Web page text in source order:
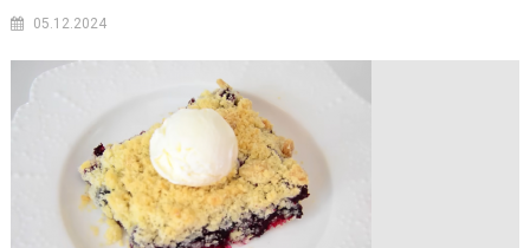
05.12.2024